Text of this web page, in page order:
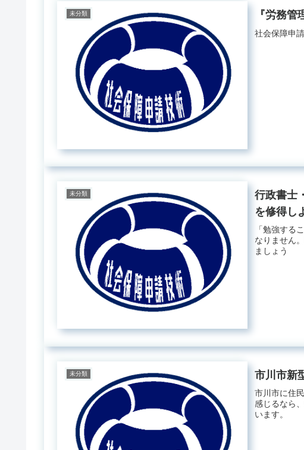
未分類 『労務
社会保障申
未分類
行政書士
を修得し
「勉強する
なりません
ましょう
未分類 市川市新
市川市に住
感じるなら
います。